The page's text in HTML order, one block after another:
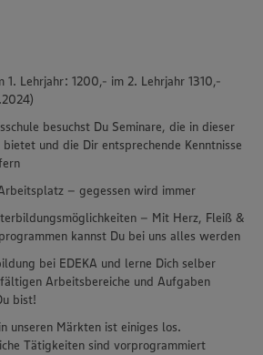
1. Lehrjahr: 1200,- im 2. Lehrjahr 1310,-
besuchst Du Seminare, die in dieser
bietet und die Dir entsprechende Kenntnisse
– gegessen wird immer
– Mit Herz, Fleiß &
kannst Du bei uns alles werden
bei EDEKA und lerne Dich selber
Arbeitsbereiche und Aufgaben
bist!
unseren Märkten ist einiges los.
Tätigkeiten sind vorprogrammiert